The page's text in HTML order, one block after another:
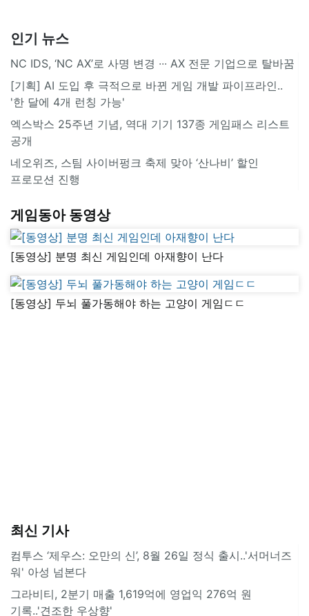
인기 뉴스
NC IDS, ‘NC AX’로 사명 변경 ∙∙∙ AX 전문 기업으로 탈바꿈
[기획] AI 도입 후 극적으로 바뀐 게임 개발 파이프라인..
'한 달에 4개 런칭 가능'
엑스박스 25주년 기념, 역대 기기 137종 게임패스 리스트
공개
네오위즈, 스팀 사이버펑크 축제 맞아 ‘산나비’ 할인
프로모션 진행
게임동아 동영상
[동영상] 분명 최신 게임인데 아재향이 난다
[동영상] 두뇌 풀가동해야 하는 고양이 게임ㄷㄷ
최신 기사
컴투스 ‘제우스: 오만의 신’, 8월 26일 정식 출시..'서머너즈
워' 아성 넘본다
그라비티, 2분기 매출 1,619억에 영업익 276억 원
기록..'견조한 우상향'